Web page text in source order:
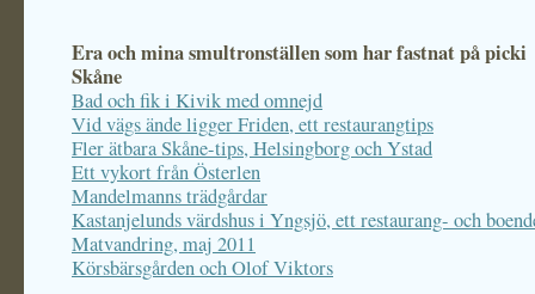
Era och mina smultronställen som har fastnat på picki
Skåne
Bad och fik i Kivik med omnejd
Vid vägs ände ligger Friden, ett restaurangtips
Fler ätbara Skåne-tips, Helsingborg och Ystad
Ett vykort från Österlen
Mandelmanns trädgårdar
Kastanjelunds värdshus i Yngsjö, ett restaurang- och
Matvandring, maj 2011
Körsbärsgården och Olof Viktors